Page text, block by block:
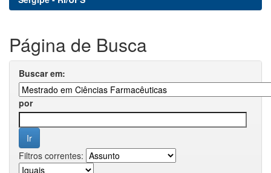
Página de Busca
Buscar em:
por
Filtros correntes: